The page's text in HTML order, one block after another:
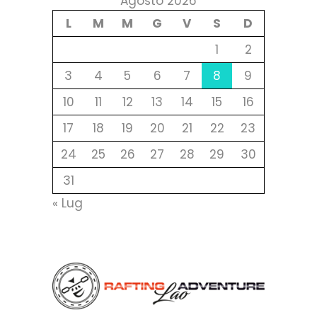
L
M M G V S
D
1
2
3
4 5 6 7 8
9
10
11 12 13 14 15
16
17
18 19 20 21 22
23
24
25 26 27 28 29
30
31
« Lug